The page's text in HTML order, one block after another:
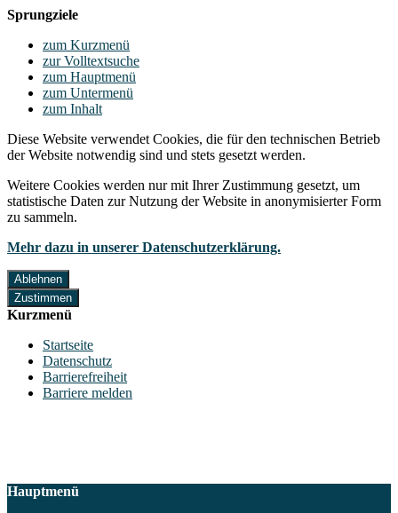
Sprungziele
zum Kurzmenü
zur Volltextsuche
zum Hauptmenü
zum Untermenü
zum Inhalt
Diese Website verwendet Cookies, die für den technischen Betrieb
der Website notwendig sind und stets gesetzt werden.
Weitere Cookies werden nur mit Ihrer Zustimmung gesetzt, um
statistische Daten zur Nutzung der Website in anonymisierter Form
zu sammeln.
Mehr dazu in unserer Datenschutzerklärung.
Ablehnen
Zustimmen
Kurzmenü
Startseite
Datenschutz
Barrierefreiheit
Barriere melden
Hauptmenü